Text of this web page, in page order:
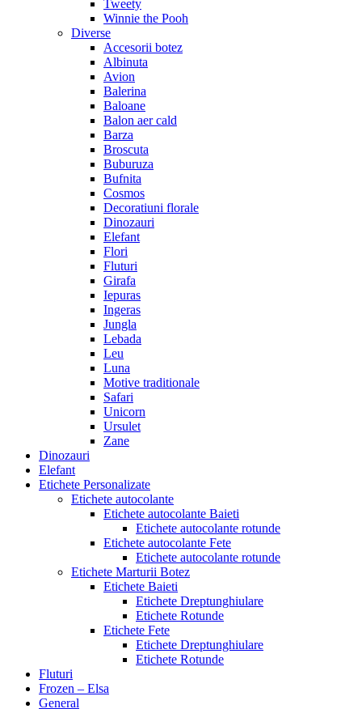
Tweety
Winnie the Pooh
Diverse
Accesorii botez
Albinuta
Avion
Balerina
Baloane
Balon aer cald
Barza
Broscuta
Buburuza
Bufnita
Cosmos
Decoratiuni florale
Dinozauri
Elefant
Flori
Fluturi
Girafa
Iepuras
Ingeras
Jungla
Lebada
Leu
Luna
Motive traditionale
Safari
Unicorn
Ursulet
Zane
Dinozauri
Elefant
Etichete Personalizate
Etichete autocolante
Etichete autocolante Baieti
Etichete autocolante rotunde
Etichete autocolante Fete
Etichete autocolante rotunde
Etichete Marturii Botez
Etichete Baieti
Etichete Dreptunghiulare
Etichete Rotunde
Etichete Fete
Etichete Dreptunghiulare
Etichete Rotunde
Fluturi
Frozen – Elsa
General